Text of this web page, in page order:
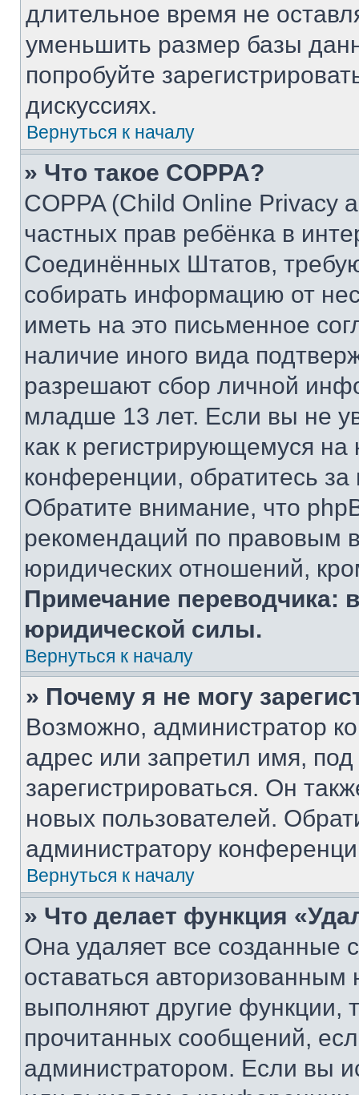
длительное время не
уменьшить размер базы
попробуйте
дискуссиях.
Вернуться к началу
» Что такое COPPA?
COPPA (Child Online Privacy
частных прав ребёнка в
Соединённых Штатов,
собирать информацию от
иметь на это письменное
наличие иного вида
разрешают сбор личной
младше 13 лет. Если вы не
как к регистрирующемуся
конференции, обратитесь
Обратите внимание, что
рекомендаций по правовым
юридических отношений,
Примечание переводчика:
юридической силы.
Вернуться к началу
» Почему я не могу
Возможно, администратор
адрес или запретил имя,
зарегистрироваться. Он
новых пользователей.
администратору
Вернуться к началу
» Что делает функция
Она удаляет все созданные
оставаться
выполняют другие функции,
прочитанных сообщений,
администратором. Если вы